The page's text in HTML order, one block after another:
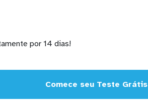
por 14 dias!
Comece seu Teste Grátis